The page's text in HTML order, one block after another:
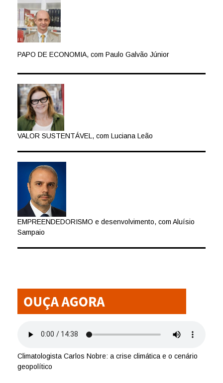
PAPO DE ECONOMIA, com Paulo Galvão Júnior
VALOR SUSTENTÁVEL, com Luciana Leão
EMPREENDEDORISMO e desenvolvimento, com Aluísio
Sampaio
Climatologista Carlos Nobre: a crise climática e o cenário
geopolítico